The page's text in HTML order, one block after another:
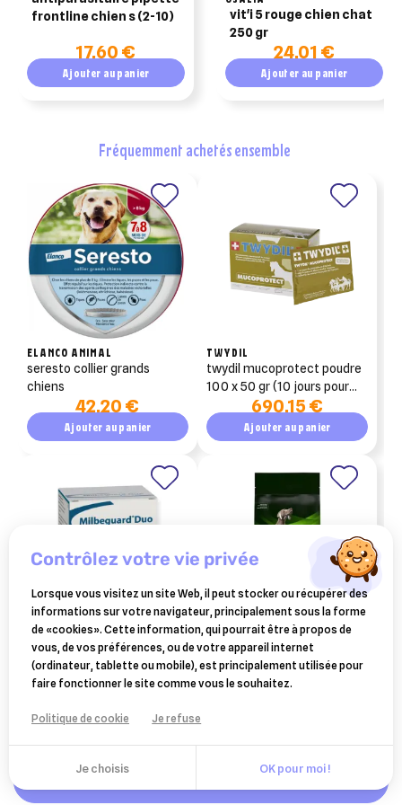
frontline chien s (2-10)
17,60 €
Ajouter au panier
vit'i 5 rouge chien chat
250 gr
24,01 €
Ajouter au panier
fréquemment achetés ensemble
ELANCO ANIMAL
seresto collier grands
chiens
42,20 €
Ajouter au panier
TWYDIL
twydil mucoprotect poudre
100 x 50 gr (10 jours pour
livraison)690,15 €
Ajouter au panier
CEVA SANTE ANIMALE
milbeguard duo grands
chiens 25/250 mg - 2
comprimés13,54 €
PURINA
purina pro plan chien
veterinary diets
hypoallergenic 11kg
90,99 €
contrôlez votre vie privée
Lorsque vous visitez un site Web, il peut stocker ou récupérer des
informations sur votre navigateur, principalement sous la forme
de «cookies». Cette information, qui pourrait être à propos de
vous, de vos préférences, ou de votre appareil internet
(ordinateur, tablette ou mobile), est principalement utilisée pour
faire fonctionner le site comme vous le souhaitez.
Politique de cookie Je refuse
Je choisis OK pour moi !